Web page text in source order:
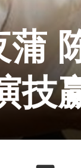
蒲
技